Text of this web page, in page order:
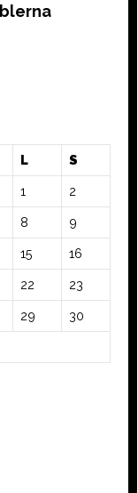
L S
1 2
8 9
15 16
22 23
29 30